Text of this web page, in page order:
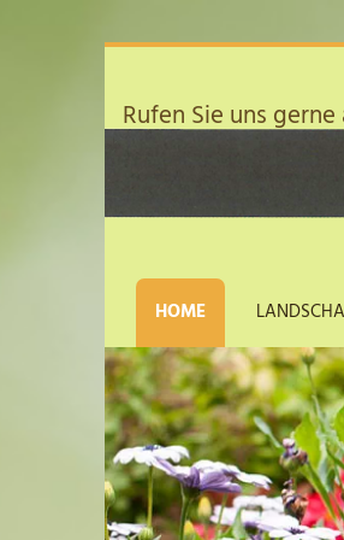
Rufen Sie uns gerne
HOME